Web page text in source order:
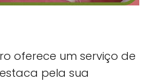
oferece um serviço de
pela sua